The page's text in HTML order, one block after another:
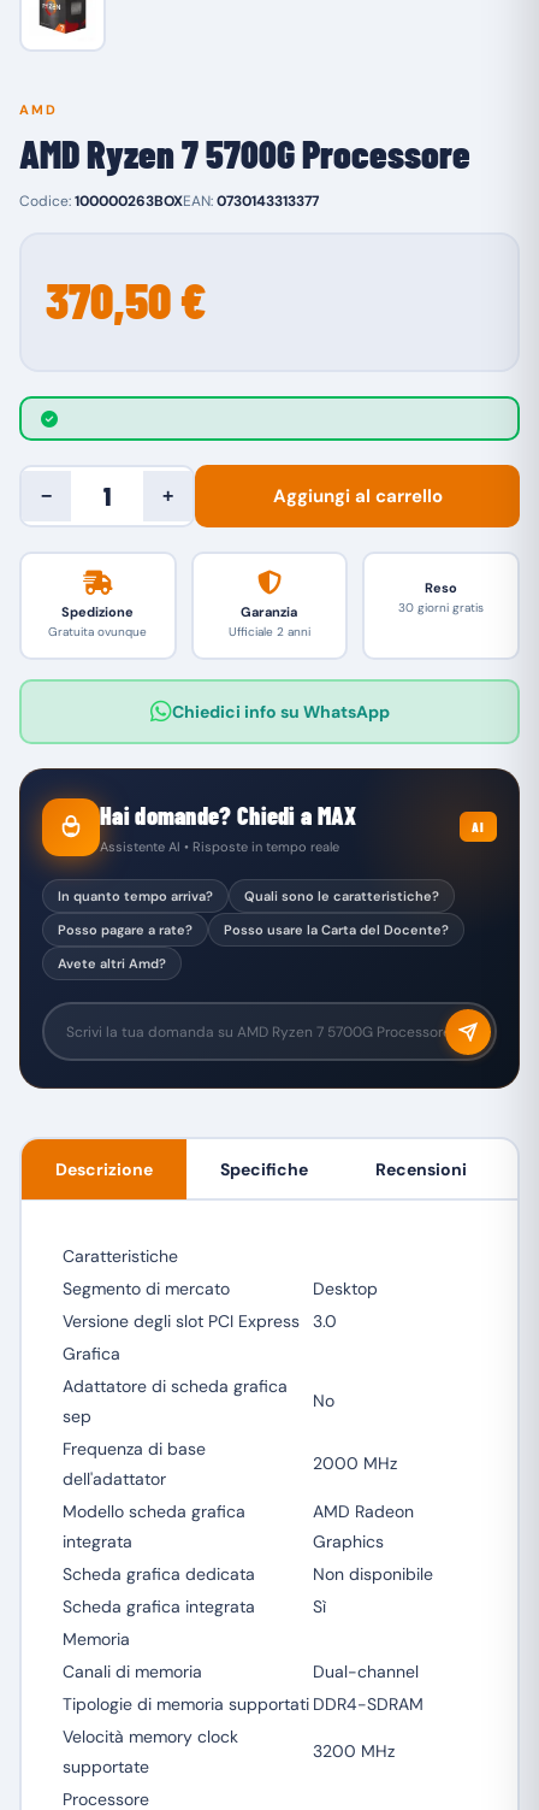
AMD
AMD Ryzen 7 5700G Processore
Codice:100000263BOXEAN:0730143313377
370,50 €
− + Aggiungi al carrello
Spedizione
Gratuita ovunque
Garanzia
Ufficiale 2 anni
Reso
30 giorni gratis
Chiedici info su WhatsApp
Hai domande? Chiedi a MAX
Assistente AI • Risposte in tempo reale
AI
In quanto tempo arriva?
Quali sono le caratteristiche?
Posso pagare a rate?
Posso usare la Carta del Docente?
Avete altri Amd?
Descrizione Specifiche Recensioni
Caratteristiche
Segmento di mercato
Desktop
Versione degli slot PCI Express
3.0
Grafica
Adattatore di scheda grafica
sep
No
Frequenza di base
dell'adattator
2000 MHz
Modello scheda grafica
integrata
AMD Radeon
Graphics
Scheda grafica dedicata
Non disponibile
Scheda grafica integrata
Sì
Memoria
Canali di memoria
Dual-channel
Tipologie di memoria supportati DDR4-SDRAM
Velocità memory clock
supportate
3200 MHz
Processore